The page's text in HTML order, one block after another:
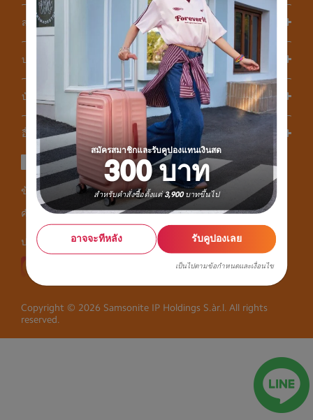
สมัครสมาชิกและรับคูปองแทนเงินสด
300 บาท
สำหรับคำสั่งซื้อตั้งแต่ 3,900 บาทขึ้นไป
อาจจะทีหลัง รับคูปองเลย
เป็นไปตามข้อกำหนดและเงื่อนไข
สนับสนุน/คำถามที่พบบ่อย
บริษัทของเรา
บัญชี
อื่นๆ
ข้อตกลงผู้ใช้บริการ
ความเป็นส่วนตัว
คำแถลงว่าการเก็บข้อมูลส่วนตัว
ประเทศไทย
Copyright © 2026 Samsonite IP Holdings S.àr.l. All rights
reserved.